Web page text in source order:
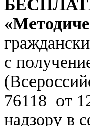
с
76118 от
надзору в